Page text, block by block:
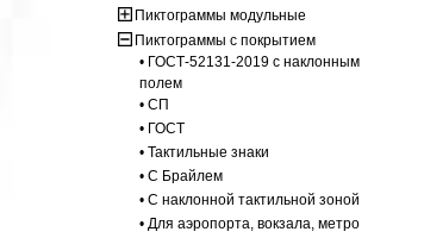
Пиктограммы модульные
Пиктограммы с покрытием
• ГОСТ-52131-2019 с наклонным
полем
• СП
• ГОСТ
• Тактильные знаки
• С Брайлем
• С наклонной тактильной зоной
• Для аэропорта, вокзала, метро